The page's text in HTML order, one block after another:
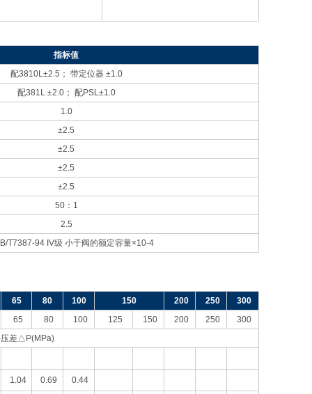
指标值
配3810L±2.5； 带定位器 ±1.0
配381L ±2.0； 配PSL±1.0
1.0
±2.5
±2.5
±2.5
±2.5
50：1
2.5
T7387-94 IV级 小于阀的额定容量×10-4
65 80 100 150 200 250
300
65
80 100 125 150 200 250
300
差△P(MPa)
1.04 0.69 0.44